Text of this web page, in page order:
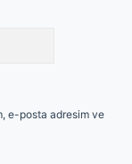
e-posta adresim ve